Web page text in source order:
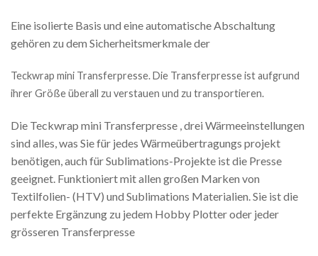
Eine isolierte Basis und eine automatische Abschaltung
gehören zu dem Sicherheitsmerkmale der
Teckwrap mini Transferpresse. Die Transferpresse ist aufgrund
ihrer Größe überall zu verstauen und zu transportieren.
Die Teckwrap mini Transferpresse , drei Wärmeeinstellungen
sind alles, was Sie für jedes Wärmeübertragungs projekt
benötigen, auch für Sublimations-Projekte ist die Presse
geeignet. Funktioniert mit allen großen Marken von
Textilfolien- (HTV) und Sublimations Materialien. Sie ist die
perfekte Ergänzung zu jedem Hobby Plotter oder jeder
grösseren Transferpresse